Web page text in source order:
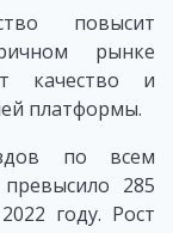
повысит
рынке
качество и
платформы.
по всем
285
году. Рост